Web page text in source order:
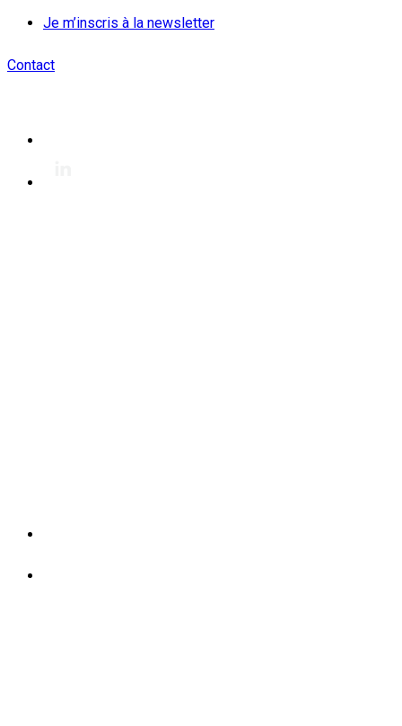
Je m’inscris à la newsletter
Contact